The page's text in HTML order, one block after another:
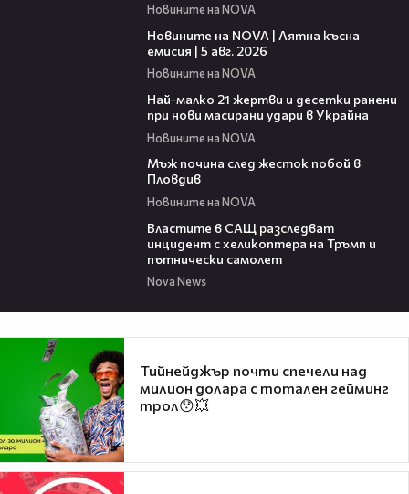
Новините на NOVA
Новините на NOVA | Лятна късна
емисия | 5 авг. 2026
Новините на NOVA
Най-малко 21 жертви и десетки ранени
при нови масирани удари в Украйна
Новините на NOVA
Мъж почина след жесток побой в
Пловдив
Новините на NOVA
Властите в САЩ разследват
инцидент с хеликоптера на Тръмп и
пътнически самолет
Nova News
Тийнейджър почти спечели над
милион долара с тотален гейминг
трол😯💥